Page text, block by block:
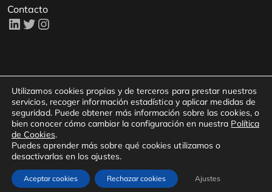
Contacto
Copyright © 2023 - Todos los derechos reservados.
Kampal Data Solutions S.L.
Avenida María Zambrano 31
Utilizamos cookies propias y de terceros para prestar nuestros
servicios, recoger información estadística y aplicar medidas de
seguridad. Puede obtener más información sobre las cookies, o
bien conocer cómo cambiar la configuración en nuestra Política
de Cookies.
Puedes aprender más sobre qué cookies utilizamos o
desactivarlas en los ajustes.
Aceptar cookies Rechazar cookies Ajustes